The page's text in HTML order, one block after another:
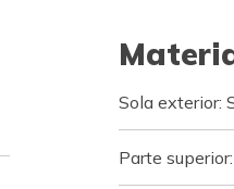
Sola exterior:
Parte